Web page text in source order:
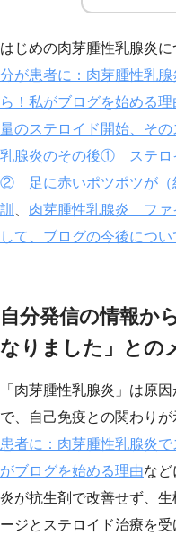
はじめの肉芽腫性乳腺炎
分が患者に：肉芽腫性乳
ら！私がブログを始める理
量のステロイド開始、そ
乳腺炎のその後① ステロ
② 足に赤いポツポツが（
訓
肉芽腫性乳腺炎 ファ
して、ブログの今後につい
自分発信の情報か
なりました」との
「肉芽腫性乳腺炎」は原
で、自己免疫との関わり
患者に：肉芽腫性乳腺炎
がブログを始める理由など
炎が抗生剤で改善せず、
ージとステロイド治療を